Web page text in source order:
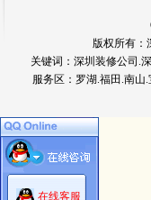
版权所有：
关键词： 深圳装修公司 .
服务区：罗湖.福田.南山
在线客服